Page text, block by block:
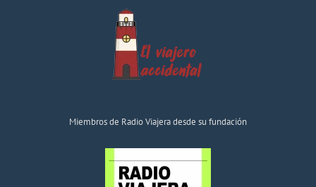
Miembros de Radio Viajera desde su fundación